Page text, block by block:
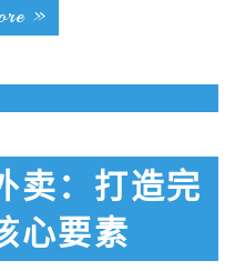
»
卖：打造完
心要素